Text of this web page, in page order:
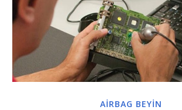
AİRBAG BEYİN